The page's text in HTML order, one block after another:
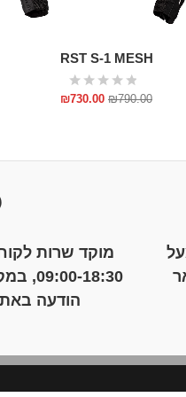
RST S-1 MESH
₪790.00
₪730.00
09:00-
הודעה